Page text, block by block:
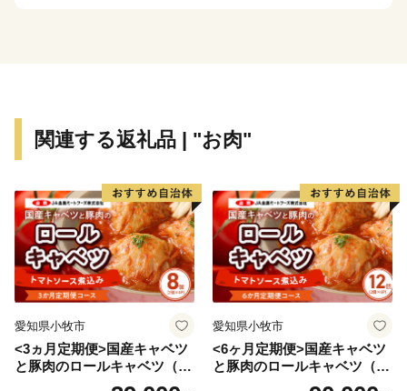
関連する返礼品 | "お肉"
愛知県小牧市
<3ヵ月定期便>国産キャベツ
と豚肉のロールキャベツ（4P
愛知県小牧市
<6ヶ月定期便>国産キャベツ
と豚肉のロールキャベツ（6P